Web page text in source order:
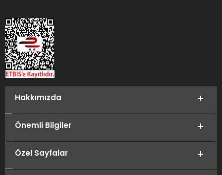
Hakkımızda
Önemli Bilgiler
Özel Sayfalar